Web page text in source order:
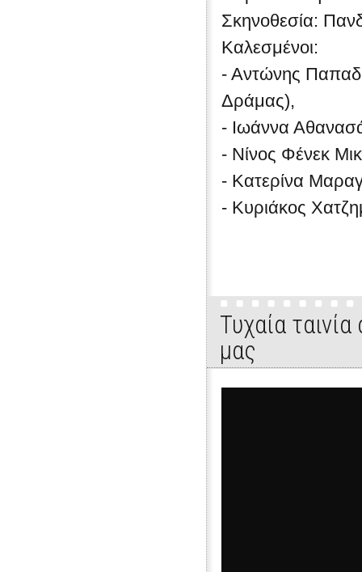
Σκηνοθεσία:
Καλεσμένοι:
- Αντώνης
Δράμας),
- Ιωάννα
- Νίνος Φένεκ
- Κατερίνα
- Κυριάκος
Τυχαία
μας